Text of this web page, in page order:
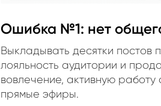
Ошибка №1: нет
Выкладывать десятки постов
лояльность аудитории и
вовлечение, активную
прямые эфиры.